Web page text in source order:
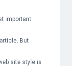
important
But
site style is